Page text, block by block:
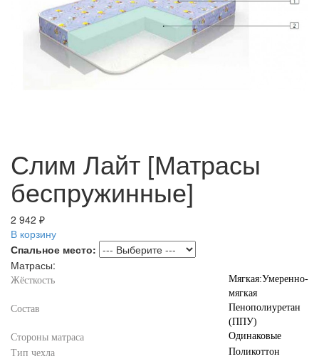
Слим Лайт [Матрасы
беспружинные]
2 942 ₽
В корзину
Спальное место:
Матрасы:
Жёсткость
Мягкая:Умеренно-
мягкая
Состав
Пенополиуретан
(ППУ)
Стороны матраса
Одинаковые
Тип чехла
Поликоттон